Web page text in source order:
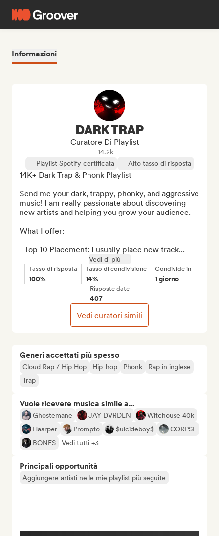
Informazioni
Generi accettati più spesso
Cloud Rap / Hip Hop Hip-hop Phonk
Rap in inglese
Trap
Vuole ricevere musica simile a...
Ghostemane JAY DVRDEN
Witchouse 40k
Haarper
Prompto $uicideboy$
CORPSE
BONES
Vedi tutti +3
Principali opportunità
Aggiungere artisti nelle mie playlist più seguite
DARK TRAP
Curatore Di Playlist
14.2k
Playlist Spotify certificata
Alto tasso di risposta
14K+ Dark Trap & Phonk Playlist
Send me your dark, trappy, phonky, and aggressive
music! I am really passionate about discovering
new artists and helping you grow your audience.
What I offer:
- Top 10 Placement: I usually place new track...
Vedi di più
Tasso di risposta
100%
Tasso di condivisione
14%
Condivide in
1 giorno
Risposte date
407
Vedi curatori simili